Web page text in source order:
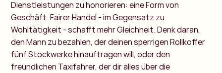
Dienstleistungen zu honorieren: eine Form von
Geschäft. Fairer Handel - im Gegensatz zu
Wohltätigkeit - schafft mehr Gleichheit. Denk daran,
den Mann zu bezahlen, der deinen sperrigen Rollkoffer
fünf Stockwerke hinauftragen will, oder den
freundlichen Taxifahrer, der dir alles über die